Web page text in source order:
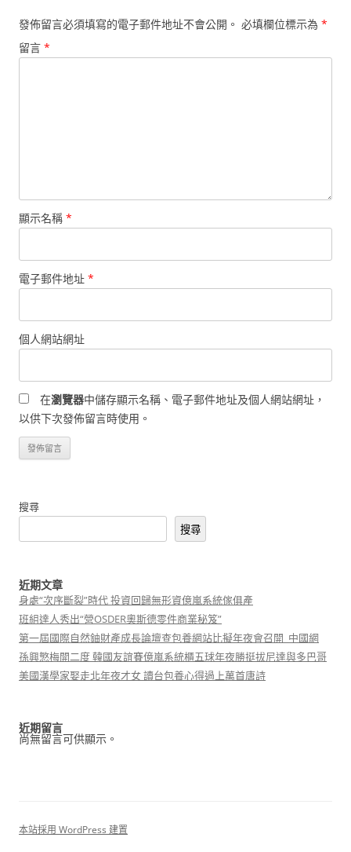
發佈留言必須填寫的電子郵件地址不會公開。 必填欄位標示為 *
留言 *
顯示名稱 *
電子郵件地址 *
個人網站網址
在瀏覽器中儲存顯示名稱、電子郵件地址及個人網站網址，
以供下次發佈留言時使用。
搜尋
搜尋
近期文章
身處“次序斷裂”時代 投資回歸無形資億嵐系統傢俱產
班組達人秀出“營OSDER奧斯德零件商業秘笈”
第一屆國際自然鈾財產成長論壇查包養網站比擬年夜會召開_中國網
孫興慜梅開二度 韓國友誼賽億嵐系統櫃五球年夜勝挺拔尼達與多巴哥
美國漢學家娶走北年夜才女 讀台包養心得過上萬首唐詩
近期留言
尚無留言可供顯示。
本站採用 WordPress 建置